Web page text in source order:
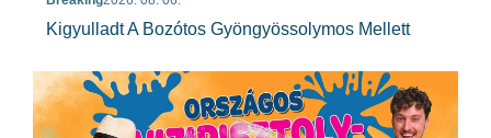
Kigyulladt A Bozótos Gyöngyössolymos Mellett